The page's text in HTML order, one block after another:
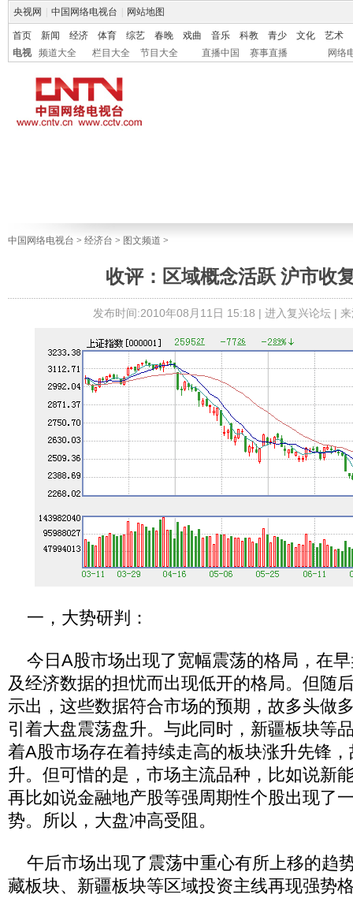
央视网 中国网络电视台 网站地图
首页 新闻 经济 体育 综艺 春晚 戏曲 音乐 科教 青少 文化
艺术
电视
频道大全 栏目大全 节目大全 直播中国 赛事直播 网络
中国网络电视台 > 经济台 > 图文频道 >
收评：区域概念活跃 沪市收
发布时间:2010年08月11日 15:18 | 进入复兴论坛| 来
一，大势研判：
今日A股市场出现了宽幅震荡的格局，在
及经济数据的担忧而出现低开的格局。但随
示出，这些数据符合市场的预期，故多头做
引着大盘震荡盘升。与此同时，新疆板块等
着A股市场存在着持续走高的板块涨升先锋
升。但可惜的是，市场主流品种，比如说新
再比如说金融地产股等强周期性个股出现了
势。所以，大盘冲高受阻。
午后市场出现了震荡中重心有所上移的趋
藏板块、新疆板块等区域投资主线再现强势